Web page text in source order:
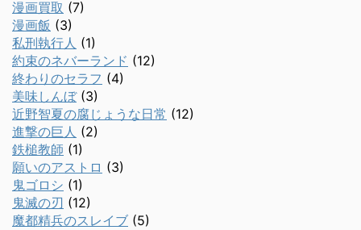
漫画買取 (7)
漫画飯 (3)
私刑執行人 (1)
約束のネバーランド (12)
終わりのセラフ (4)
美味しんぼ(3)
近野智夏の腐じょうな日常 (12)
進撃の巨人 (2)
鉄槌教師 (1)
願いのアストロ (3)
鬼ゴロシ (1)
鬼滅の刃 (12)
魔都精兵のスレイブ (5)